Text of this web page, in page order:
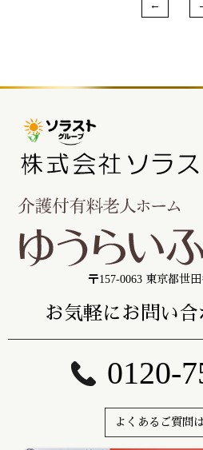
〒157-0063 東京都世
お気軽にお問い
0120-
よくあるご質問